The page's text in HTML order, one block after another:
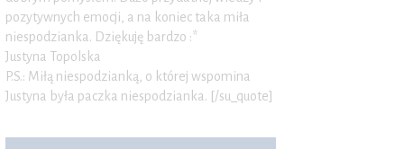
pozytywnych emocji, a na koniec taka miła
niespodzianka. Dziękuję bardzo :*
Justyna Topolska
P.S.: Miłą niespodzianką, o której wspomina
Justyna była paczka niespodzianka. [/su_quote]